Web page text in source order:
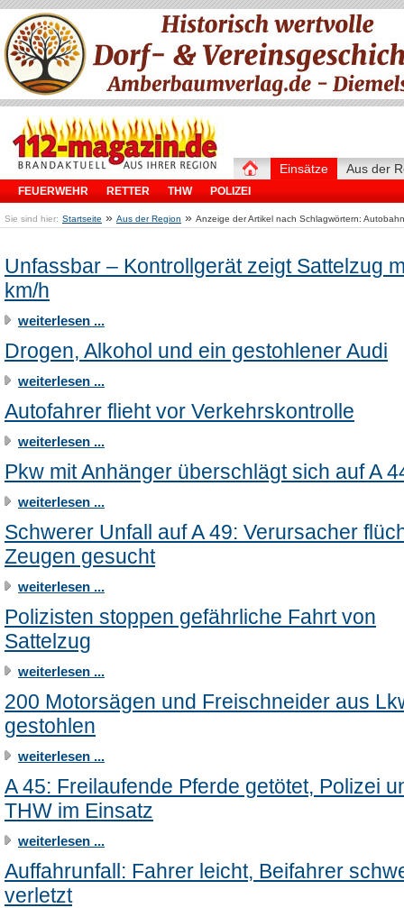
Einsätze
FEUERWEHR RETTER THW POLIZEI
Aus der
Sie sind hier: Startseite » Aus der Region » Anzeige der Artikel nach Schlagwörtern:
Unfassbar – Kontrollgerät zeigt Sattelzug
km/h
weiterlesen ...
Drogen, Alkohol und ein gestohlener Audi
weiterlesen ...
Autofahrer flieht vor Verkehrskontrolle
weiterlesen ...
Pkw mit Anhänger überschlägt sich auf A
weiterlesen ...
Schwerer Unfall auf A 49: Verursacher
Zeugen gesucht
weiterlesen ...
Polizisten stoppen gefährliche Fahrt von
Sattelzug
weiterlesen ...
200 Motorsägen und Freischneider aus
gestohlen
weiterlesen ...
A 45: Freilaufende Pferde getötet, Polizei
THW im Einsatz
weiterlesen ...
Auffahrunfall: Fahrer leicht, Beifahrer
verletzt